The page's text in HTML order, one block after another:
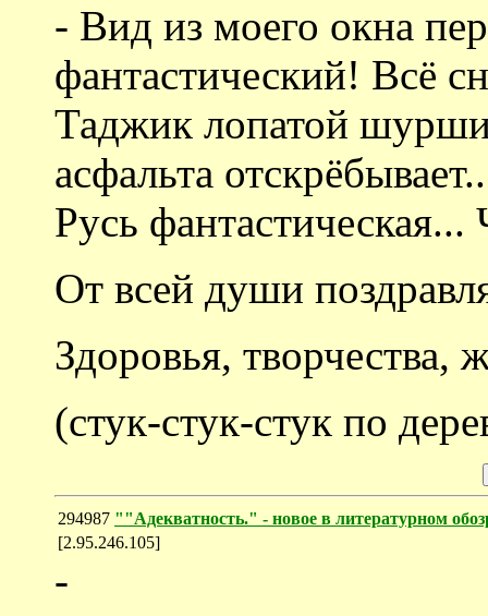
- Вид из моего окна
фантастический! Всё
Таджик лопатой
асфальта
Русь
От всей души
Здоровья, творчества,
(стук-стук-стук по
294987 ""Адекватность." - новое в литературном
[2.95.246.105]
-